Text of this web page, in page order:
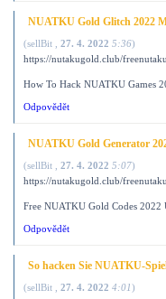
NUATKU Gold Glitch 2022
(sellBit 27. 4. 2022 5:36)
https://nutakugold.club/
How To Hack NUATKU Games
Odpovědět
NUATKU Gold Generator
(sellBit 27. 4. 2022 5:07)
https://nutakugold.club/
Free NUATKU Gold Codes 2022
Odpovědět
So hacken Sie NUATKU-
(sellBit 27. 4. 2022 4:01)